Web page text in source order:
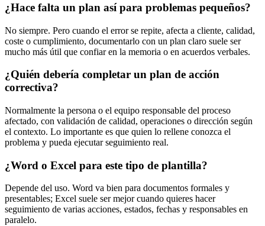
¿Hace falta un plan así para problemas pequeños?
No siempre. Pero cuando el error se repite, afecta a cliente, calidad,
coste o cumplimiento, documentarlo con un plan claro suele ser
mucho más útil que confiar en la memoria o en acuerdos verbales.
¿Quién debería completar un plan de acción
correctiva?
Normalmente la persona o el equipo responsable del proceso
afectado, con validación de calidad, operaciones o dirección según
el contexto. Lo importante es que quien lo rellene conozca el
problema y pueda ejecutar seguimiento real.
¿Word o Excel para este tipo de plantilla?
Depende del uso. Word va bien para documentos formales y
presentables; Excel suele ser mejor cuando quieres hacer
seguimiento de varias acciones, estados, fechas y responsables en
paralelo.